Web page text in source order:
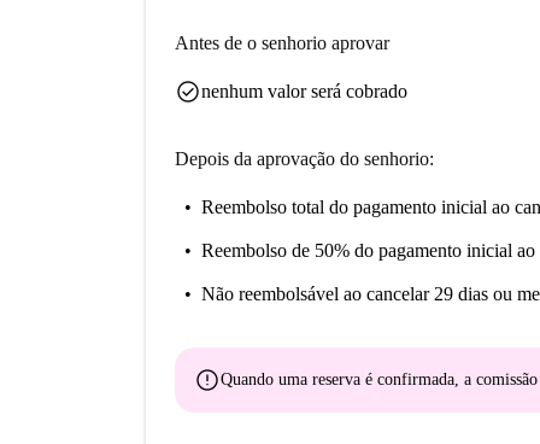
Antes de o senhorio aprovar
check_circlenenhum valor será cobrado
Depois da aprovação do senhorio:
Reembolso total do pagamento inicial ao
Reembolso de 50% do pagamento inicial ao
Não reembolsável ao cancelar 29 dias ou
errorQuando uma reserva é confirmada, a